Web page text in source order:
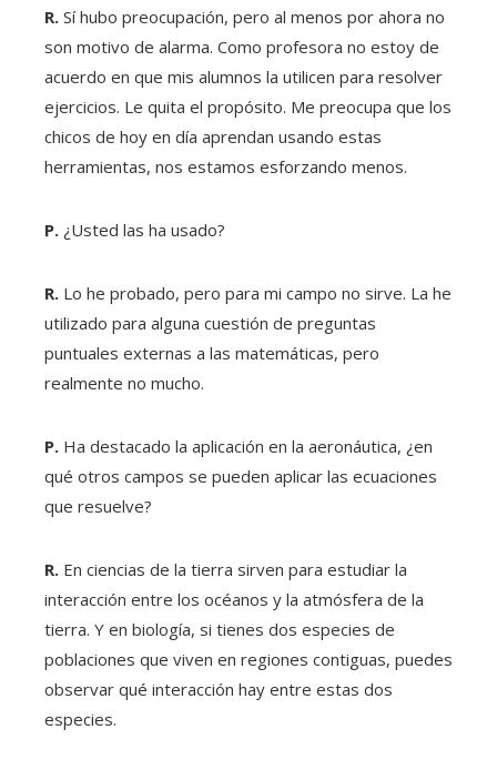
R. Sí hubo preocupación, pero al menos por ahora no
son motivo de alarma. Como profesora no estoy de
acuerdo en que mis alumnos la utilicen para resolver
ejercicios. Le quita el propósito. Me preocupa que los
chicos de hoy en día aprendan usando estas
herramientas, nos estamos esforzando menos.
P. ¿Usted las ha usado?
R. Lo he probado, pero para mi campo no sirve. La he
utilizado para alguna cuestión de preguntas
puntuales externas a las matemáticas, pero
realmente no mucho.
P. Ha destacado la aplicación en la aeronáutica, ¿en
qué otros campos se pueden aplicar las ecuaciones
que resuelve?
R. En ciencias de la tierra sirven para estudiar la
interacción entre los océanos y la atmósfera de la
tierra. Y en biología, si tienes dos especies de
poblaciones que viven en regiones contiguas, puedes
observar qué interacción hay entre estas dos
especies.